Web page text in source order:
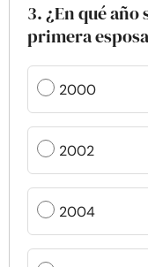
3. ¿En qué año
primera
2000
2002
2004